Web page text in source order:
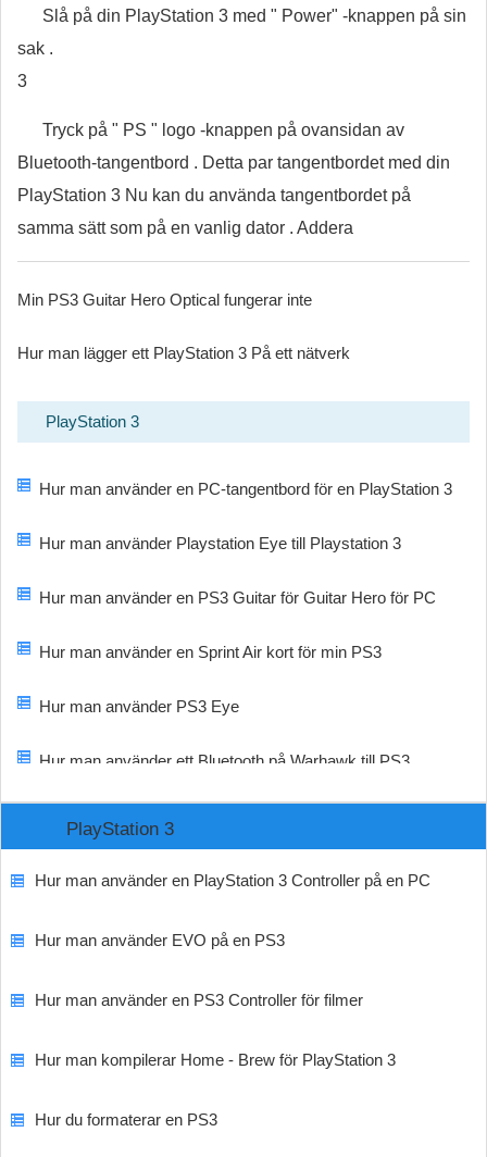
Slå på din PlayStation 3 med " Power" -knappen på sin
sak .
3
Tryck på " PS " logo -knappen på ovansidan av
Bluetooth-tangentbord . Detta par tangentbordet med din
PlayStation 3 Nu kan du använda tangentbordet på
samma sätt som på en vanlig dator . Addera
Min PS3 Guitar Hero Optical fungerar inte
Hur man lägger ett PlayStation 3 På ett nätverk
PlayStation 3
Hur man använder en PC-tangentbord för en PlayStation 3
Hur man använder Playstation Eye till Playstation 3
Hur man använder en PS3 Guitar för Guitar Hero för PC
Hur man använder en Sprint Air kort för min PS3
Hur man använder PS3 Eye
Hur man använder ett Bluetooth på Warhawk till PS3
PlayStation 3
Hur man använder en PlayStation 3 Controller på en PC
Hur man använder EVO på en PS3
Hur man använder en PS3 Controller för filmer
Hur man kompilerar Home - Brew för PlayStation 3
Hur du formaterar en PS3